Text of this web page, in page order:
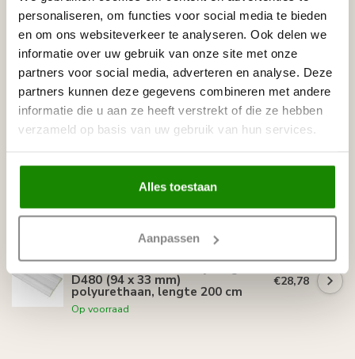
personaliseren, om functies voor social media te bieden
en om ons websiteverkeer te analyseren. Ook delen we
informatie over uw gebruik van onze site met onze
partners voor social media, adverteren en analyse. Deze
partners kunnen deze gegevens combineren met andere
informatie die u aan ze heeft verstrekt of die ze hebben
verzameld op basis van uw gebruik van hun services.
Alles toestaan
Aanpassen
lengte 2 m
Op voorraad
GRAND DECOR
Grand Decor Kaderlijst CR727 (24
x 13 mm), polyurethaan, lengte 2
m
Op voorraad
€9,38
(110 x 245 mm), polyurethaan,
set (4 stuks)
Op voorraad
D480 (94 x 33 mm)
polyurethaan, lengte 200 cm
Op voorraad
€28,78